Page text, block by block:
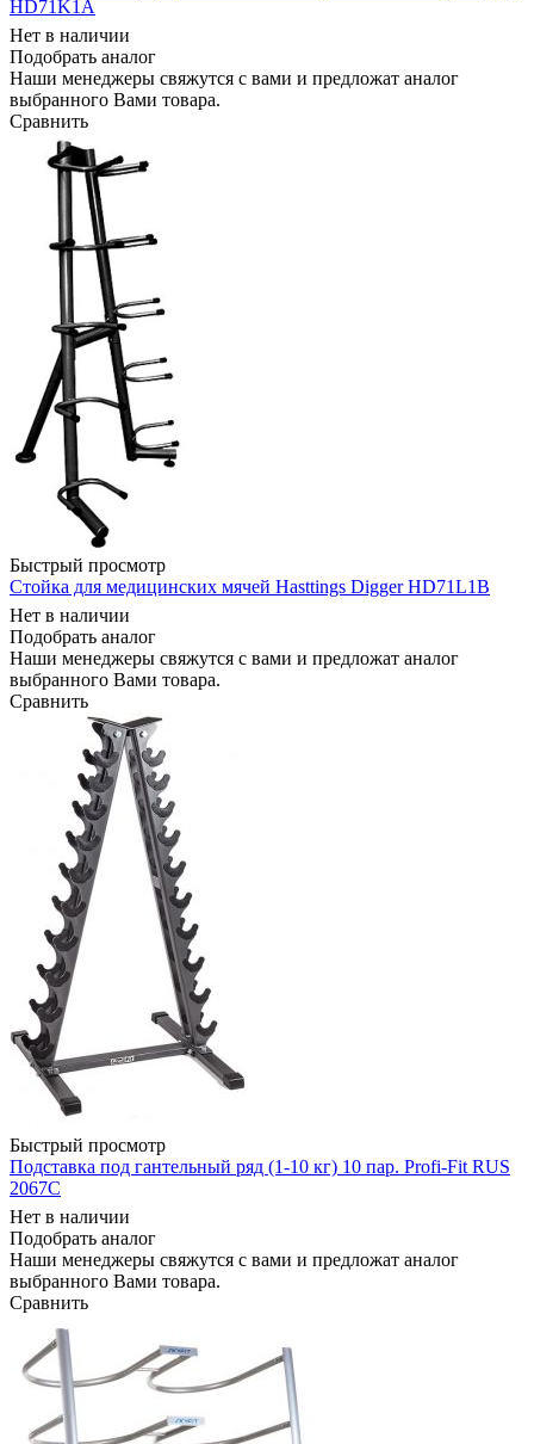
HD71K1A
Нет в наличии
Подобрать аналог
Наши менеджеры свяжутся с вами и предложат аналог
выбранного Вами товара.
Сравнить
Быстрый просмотр
Стойка для медицинских мячей Hasttings Digger HD71L1B
Нет в наличии
Подобрать аналог
Наши менеджеры свяжутся с вами и предложат аналог
выбранного Вами товара.
Сравнить
Быстрый просмотр
Подставка под гантельный ряд (1-10 кг) 10 пар. Profi-Fit RUS
2067C
Нет в наличии
Подобрать аналог
Наши менеджеры свяжутся с вами и предложат аналог
выбранного Вами товара.
Сравнить